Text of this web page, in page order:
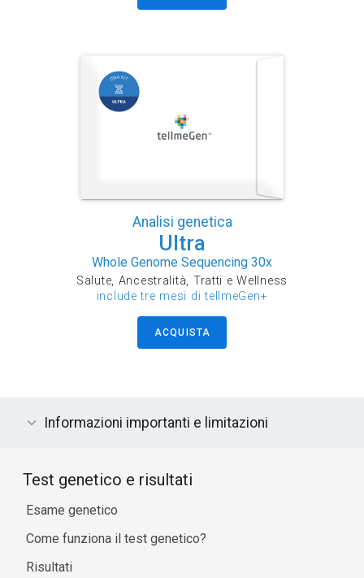
Analisi genetica
Ultra
Whole Genome Sequencing 30x
Salute, Ancestralità, Tratti e Wellness
include tre mesi di tellmeGen+
ACQUISTA
Informazioni importanti e limitazioni
Test genetico e risultati
Esame genetico
Come funziona il test genetico?
Risultati